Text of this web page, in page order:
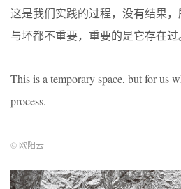
这是我们实践的过程，没有结果
与坏都不重要，重要的是它存在过
This is a temporary space, but for us
process.
© 欧阳云